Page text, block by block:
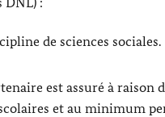
de sciences sociales.
est assuré à
et au minimum